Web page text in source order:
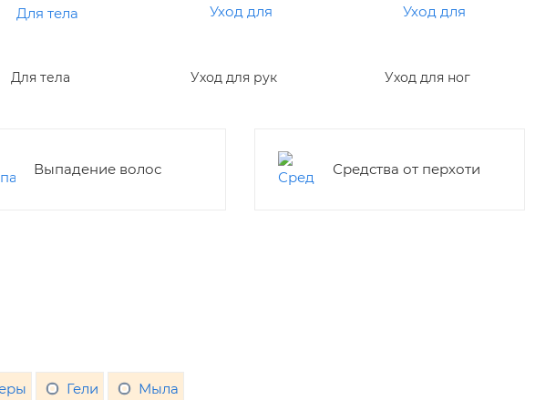
Для тела Уход для рук Уход для ног
Выпадение волос Средства от перхоти
Гели Мыла